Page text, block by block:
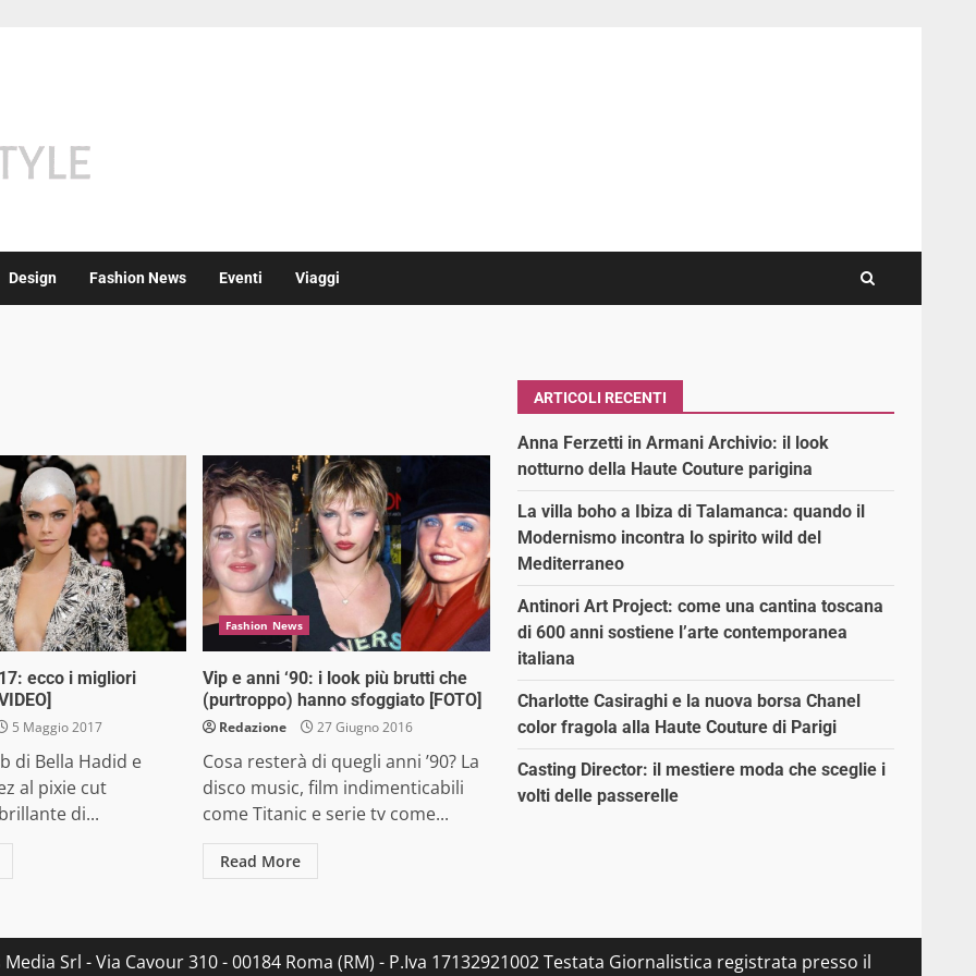
Design Fashion News Eventi Viaggi
ecco i migliori
5 Maggio 2017
di Bella Hadid e
al pixie cut
di...
Fashion News
Vip e anni ‘90: i look più brutti che
(purtroppo) hanno sfoggiato [FOTO]
Redazione 27 Giugno 2016
Cosa resterà di quegli anni ’90? La
disco music, film indimenticabili
come Titanic e serie tv come...
Read More
ARTICOLI RECENTI
Anna Ferzetti in Armani Archivio: il look
notturno della Haute Couture parigina
La villa boho a Ibiza di Talamanca: quando il
Modernismo incontra lo spirito wild del
Mediterraneo
Antinori Art Project: come una cantina toscana
di 600 anni sostiene l’arte contemporanea
italiana
Charlotte Casiraghi e la nuova borsa Chanel
color fragola alla Haute Couture di Parigi
Casting Director: il mestiere moda che sceglie i
volti delle passerelle
Srl - Via Cavour 310 - 00184 Roma (RM) - P.Iva 17132921002 Testata Giornalistica registrata presso il